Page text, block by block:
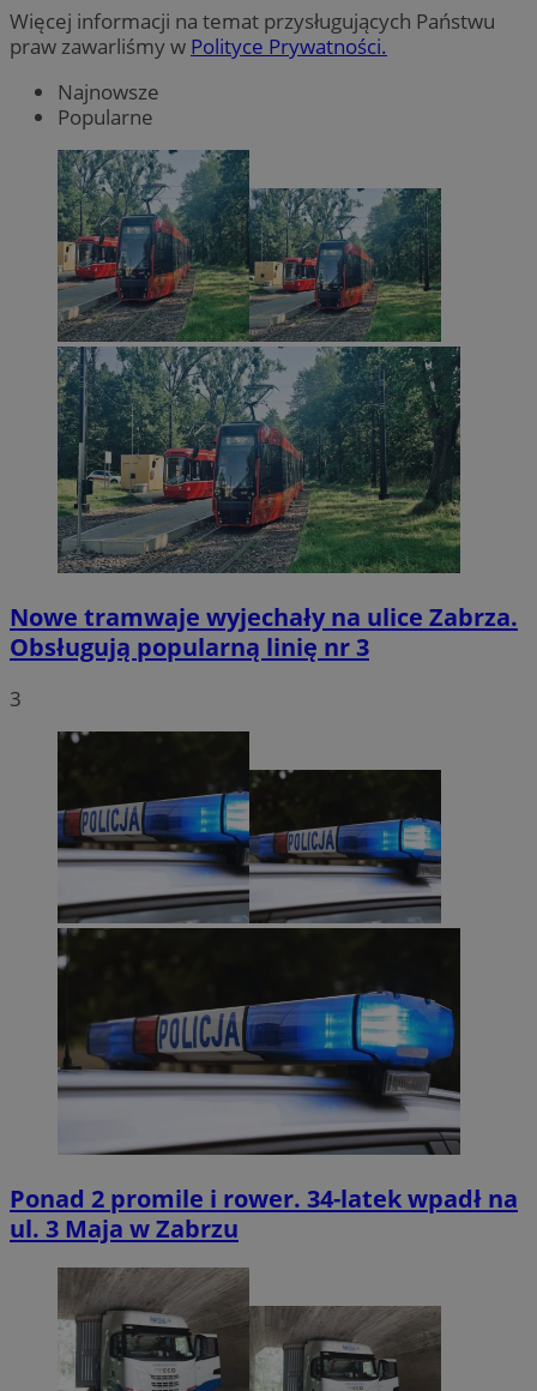
Więcej informacji na temat przysługujących Państwu
praw zawarliśmy w Polityce Prywatności.
Najnowsze
Popularne
Nowe tramwaje wyjechały na ulice Zabrza.
Obsługują popularną linię nr 3
3
Ponad 2 promile i rower. 34-latek wpadł na
ul. 3 Maja w Zabrzu